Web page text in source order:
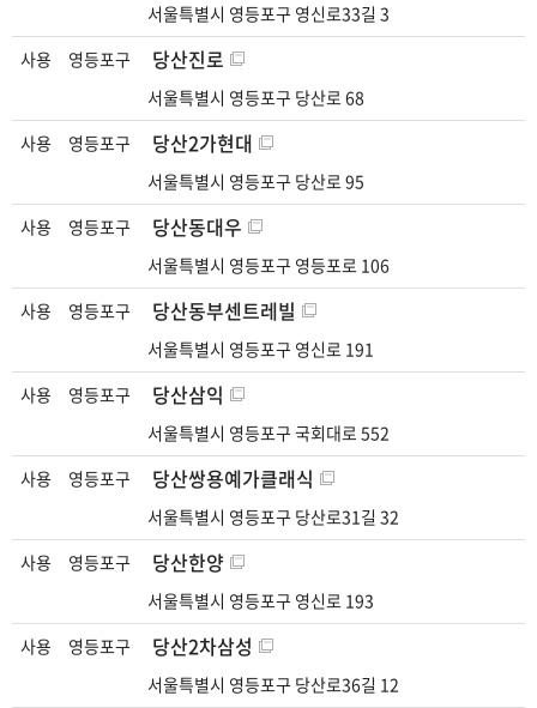
보
기
사
용
부,
구,
동,
지
명,
소
정
를
서울특별시 영등포구 영신로33길 3
사용
영등포구 당산진로
서울특별시 영등포구 당산로 68
사용
영등포구 당산2가현대
서울특별시 영등포구 당산로 95
사용
영등포구 당산동대우
서울특별시 영등포구 영등포로 106
사용
영등포구 당산동부센트레빌
서울특별시 영등포구 영신로 191
사용
영등포구 당산삼익
서울특별시 영등포구 국회대로 552
사용
영등포구 당산쌍용예가클래식
서울특별시 영등포구 당산로31길 32
사용
영등포구 당산한양
서울특별시 영등포구 영신로 193
사용
영등포구 당산2차삼성
서울특별시 영등포구 당산로36길 12